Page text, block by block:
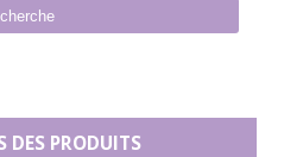
DES PRODUITS